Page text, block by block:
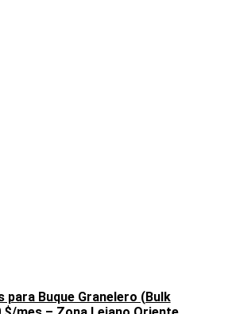
para Buque Granelero (Bulk